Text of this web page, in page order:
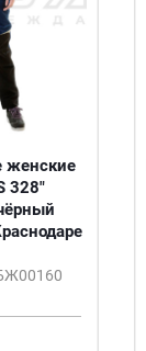
женские
328"